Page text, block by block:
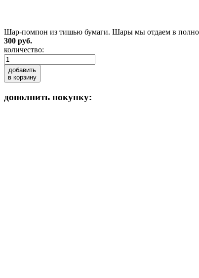
Шар-помпон из тишью бумаги. Шары мы отдаем в
300 руб.
количество:
добавить
в корзину
дополнить покупку: